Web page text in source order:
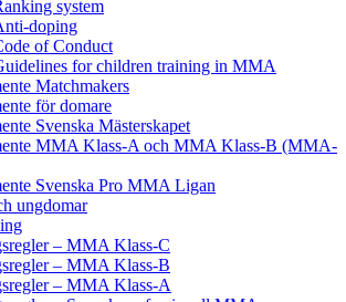
system
doping
of Conduct
for children training in MMA
Matchmakers
för domare
Svenska Mästerskapet
MMA Klass-A och MMA Klass-B (MMA-
Svenska Pro MMA Ligan
ungdomar
– MMA Klass-C
– MMA Klass-B
– MMA Klass-A